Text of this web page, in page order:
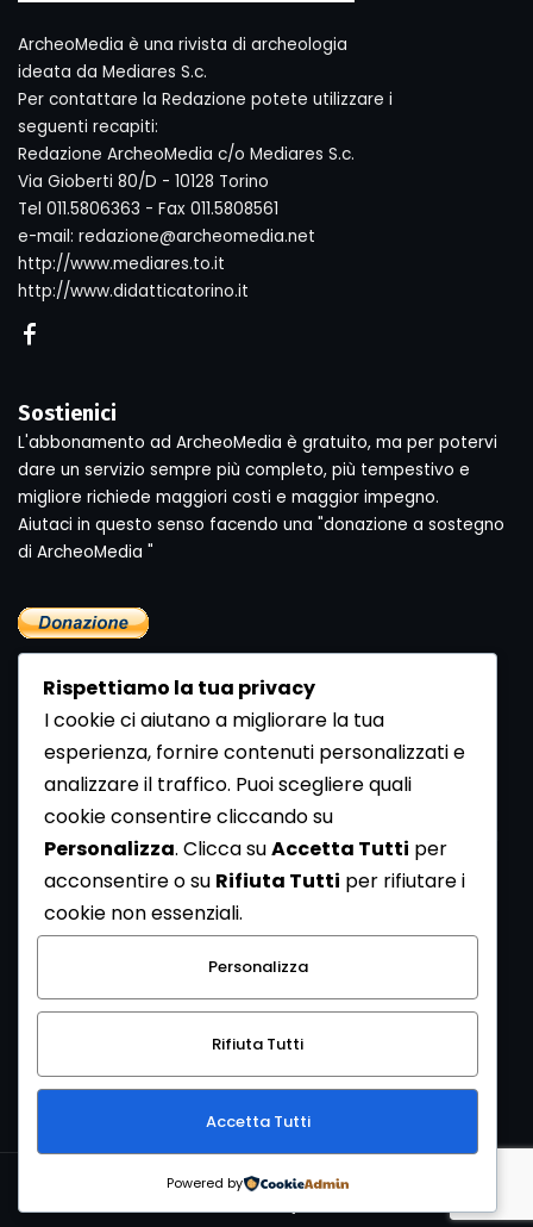
ArcheoMedia è una rivista di archeologia
ideata da Mediares S.c.
Per contattare la Redazione potete utilizzare i
seguenti recapiti:
Redazione ArcheoMedia c/o Mediares S.c.
Via Gioberti 80/D - 10128 Torino
Tel 011.5806363 - Fax 011.5808561
e-mail: redazione@archeomedia.net
http://www.mediares.to.it
http://www.didatticatorino.it
Sostienici
L'abbonamento ad ArcheoMedia è gratuito, ma per potervi
dare un servizio sempre più completo, più tempestivo e
migliore richiede maggiori costi e maggior impegno.
Aiutaci in questo senso facendo una "donazione a sostegno
di ArcheoMedia "
Newsletter
Se vuoi ricevere la Rivista gratuita di archeologia realizzata
dalla Redazione di ArcheoMedia iscriviti alla nostra
Newsletter [Clicca Qui]
Con l'invio del messaggio l'utente dichiara di aver letto
l’informativa sulla privacy e di acconsentire al trattamento
dei propri dati personali.
Copyright © 1999-2026Mediares S.c.PI 07341730013 - [
Rispettiamo la tua privacy
I cookie ci aiutano a migliorare la tua
esperienza, fornire contenuti personalizzati e
analizzare il traffico. Puoi scegliere quali
cookie consentire cliccando su
Personalizza. Clicca suAccetta Tutti per
acconsentire o su Rifiuta Tutti per rifiutare i
cookie non essenziali.
Personalizza
Rifiuta Tutti
Accetta Tutti
Powered by